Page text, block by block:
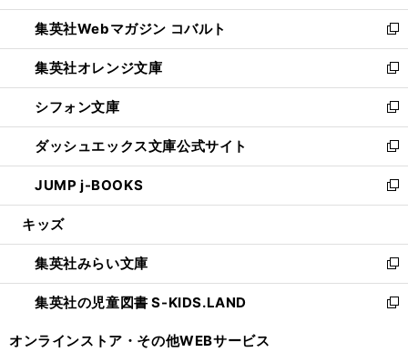
開
く
ウ
で
開
く
ン
ド
ウ
で
開
く
ウ
ィ
ン
ド
ウ
で
開
く
集英社Webマガジン コバルト
新
し
い
ウ
ィ
ン
ド
ウ
で
開
集英社オレンジ文庫
新
し
い
ウ
ィ
ン
ド
ウ
開
く
シフォン文庫
新
し
い
ウ
ィ
ン
ウ
で
開
く
ダッシュエックス文庫公式サイト
新
し
い
ウ
ン
ド
ウ
で
JUMP j-BOOKS
新
し
ウ
ィ
ン
ド
キッズ
集英社みらい文庫
新
し
い
集英社の児童図書 S-KIDS.LAND
新
オンラインストア・ その他WEBサービス